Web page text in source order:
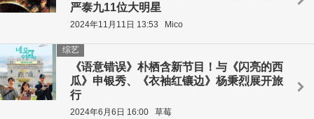
严泰九11位大明星
2024年11月11日 13:53 Mico
《语意错误》朴栖含新节目！与《闪亮的西
瓜》申银秀、《衣袖红镶边》杨秉烈展开旅
行
综艺
2024年6月6日 16:00 草莓